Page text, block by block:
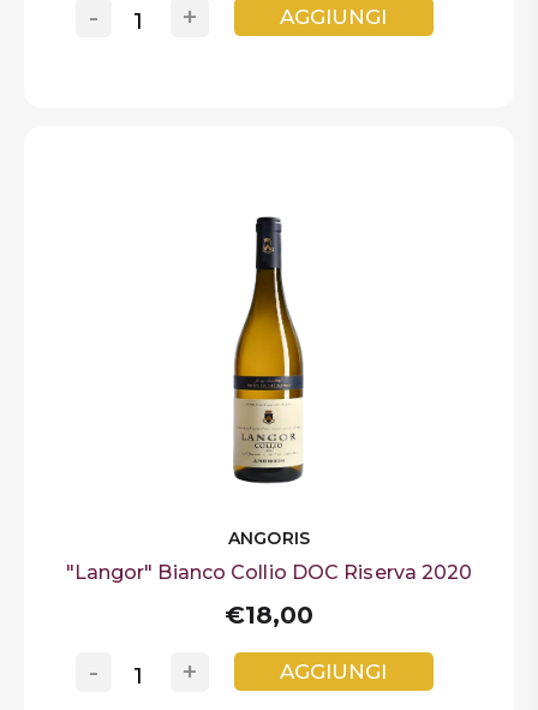
+
- AGGIUNGI
ANGORIS
"Langor" Bianco Collio DOC Riserva 2020
€18,00
+
- AGGIUNGI